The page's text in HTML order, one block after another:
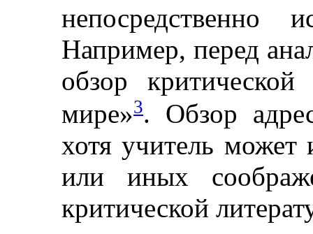
непосредственно
Например, перед
обзор
мире»3. Обзор
хотя учитель может
или иных
критической